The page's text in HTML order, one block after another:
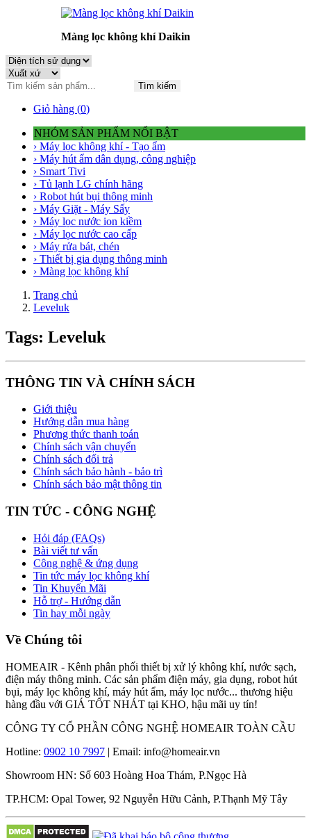
Màng lọc không khí Daikin
Tìm kiếm
Giỏ hàng (0)
NHÓM SẢN PHẨM NỔI BẬT
› Máy lọc không khí - Tạo ẩm
› Máy hút ẩm dân dụng, công nghiệp
› Smart Tivi
› Tủ lạnh LG chính hãng
› Robot hút bụi thông minh
› Máy Giặt - Máy Sấy
› Máy lọc nước ion kiềm
› Máy lọc nước cao cấp
› Máy rửa bát, chén
› Thiết bị gia dụng thông minh
› Màng lọc không khí
Trang chủ
Leveluk
Tags: Leveluk
THÔNG TIN VÀ CHÍNH SÁCH
Giới thiệu
Hướng dẫn mua hàng
Phương thức thanh toán
Chính sách vận chuyển
Chính sách đổi trả
Chính sách bảo hành - bảo trì
Chính sách bảo mật thông tin
TIN TỨC - CÔNG NGHỆ
Hỏi đáp (FAQs)
Bài viết tư vấn
Công nghệ & ứng dụng
Tin tức máy lọc không khí
Tin Khuyến Mãi
Hỗ trợ - Hướng dẫn
Tin hay mỗi ngày
Về Chúng tôi
HOMEAIR - Kênh phân phối thiết bị xử lý không khí, nước sạch,
điện máy thông minh. Các sản phẩm điện máy, gia dụng, robot hút
bụi, máy lọc không khí, máy hút ẩm, máy lọc nước... thương hiệu
hàng đầu với GIÁ TỐT NHÁT tại KHO, hậu mãi uy tín!
CÔNG TY CỔ PHẦN CÔNG NGHỆ HOMEAIR TOÀN CẦU
Hotline: 0902 10 7997 | Email: info@homeair.vn
Showroom HN: Số 603 Hoàng Hoa Thám, P.Ngọc Hà
TP.HCM: Opal Tower, 92 Nguyễn Hữu Cảnh, P.Thạnh Mỹ Tây